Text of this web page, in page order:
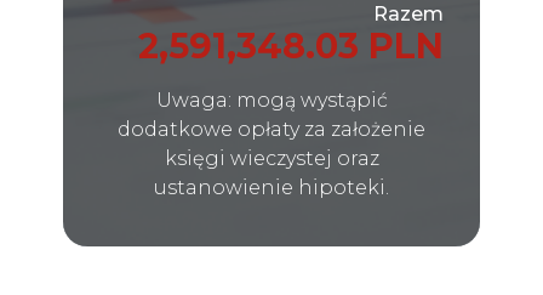
Razem
2,591,348.03 PLN
Uwaga: mogą wystąpić
dodatkowe opłaty za założenie
księgi wieczystej oraz
ustanowienie hipoteki.